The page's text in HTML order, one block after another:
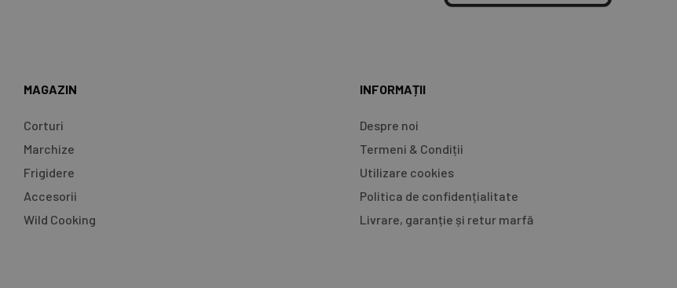
MAGAZIN
Corturi
Marchize
Frigidere
Accesorii
Wild Cooking
INFORMAȚII
Despre noi
Termeni & Condiții
Utilizare cookies
Politica de confidențialitate
Livrare, garanție și retur marfă​